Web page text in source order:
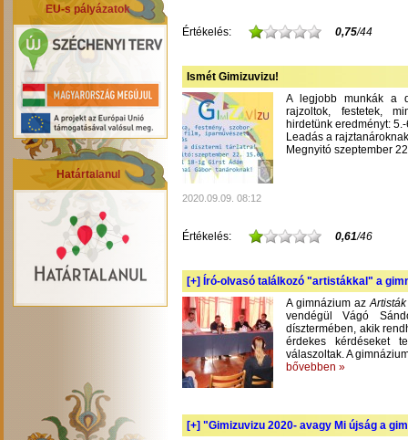
EU-s pályázatok
Határtalanul
Értékelés: 0,75/44
Ismét Gimizuvizu!
A legjobb munkák a
rajzoltok, festetek,
hirdetünk eredményt:
Leadás a
Megnyitó szeptember
2020.09.09. 08:12
Értékelés: 0,61/46
[+] Író-olvasó találkozó "artistákkal" a
A gimnázium az
vendégül Vágó
dísztermében, akik
érdekes kérdéseket
válaszoltak. A
bővebben »
[+] "Gimizuvizu 2020- avagy Mi újság a